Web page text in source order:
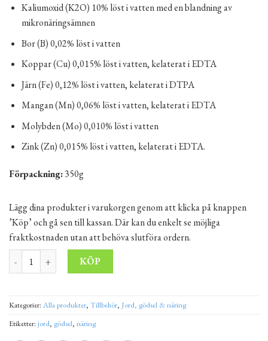
Kaliumoxid (K2O) 10% löst i vatten med en blandning av
mikronäringsämnen
Bor (B) 0,02% löst i vatten
Koppar (Cu) 0,015% löst i vatten, kelaterat i EDTA
Järn (Fe) 0,12% löst i vatten, kelaterat i DTPA
Mangan (Mn) 0,06% löst i vatten, kelaterat i EDTA
Molybden (Mo) 0,010% löst i vatten
Zink (Zn) 0,015% löst i vatten, kelaterat i EDTA.
Förpackning:350g
Lägg dina produkter i varukorgen genom att klicka på knappen
’Köp’ och gå sen till kassan. Där kan du enkelt se möjliga
fraktkostnaden utan att behöva slutföra ordern.
Specialgödning för thujor SUBSTRAL 350 g mängd
KÖP
Kategorier:Alla produkter, Tillbehör, Jord, gödsel & näring
Etiketter:jord, gödsel, näring